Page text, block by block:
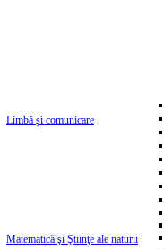
Limbă şi comunicare
Matematică şi Ştiinţe ale naturii